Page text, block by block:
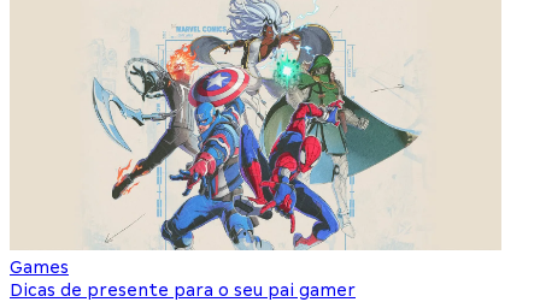
Games
Dicas de presente para o seu pai gamer